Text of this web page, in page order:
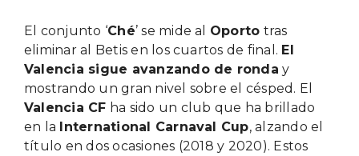
El conjunto ‘Ché’ se mide al Oporto tras
eliminar al Betis en los cuartos de final. El
Valencia sigue avanzando de ronda y
mostrando un gran nivel sobre el césped. El
Valencia CF ha sido un club que ha brillado
en la International Carnaval Cup, alzando el
título en dos ocasiones (2018 y 2020). Estos